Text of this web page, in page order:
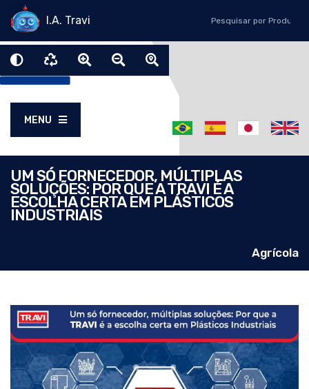
I.A. Travi
MENU
UM SÓ FORNECEDOR, MÚLTIPLAS
SOLUÇÕES: POR QUE A TRAVI É A
ESCOLHA CERTA EM PLÁSTICOS
INDUSTRIAIS
Agrícola